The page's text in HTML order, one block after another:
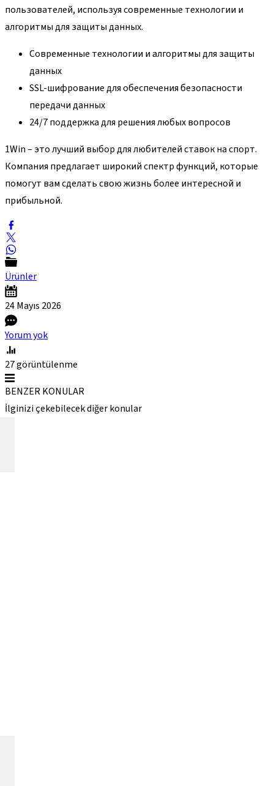
пользователей, используя современные технологии и
алгоритмы для защиты данных.
Современные технологии и алгоритмы для защиты
данных
SSL-шифрование для обеспечения безопасности
передачи данных
24/7 поддержка для решения любых вопросов
1Win – это лучший выбор для любителей ставок на спорт.
Компания предлагает широкий спектр функций, которые
помогут вам сделать свою жизнь более интересной и
прибыльной.
Ürünler
24 Mayıs 2026
Yorum yok
27görüntülenme
BENZER KONULAR
İlginizi çekebilecek diğer konular